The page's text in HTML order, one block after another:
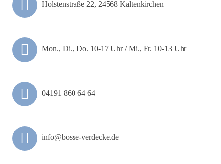
Holstenstraße 22, 24568 Kaltenkirchen
Mon., Di., Do. 10-17 Uhr / Mi., Fr. 10-13 Uhr
04191 860 64 64
info@bosse-verdecke.de